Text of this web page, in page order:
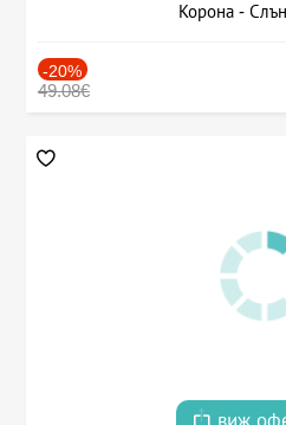
Корона -
-20%
49.08€
виж